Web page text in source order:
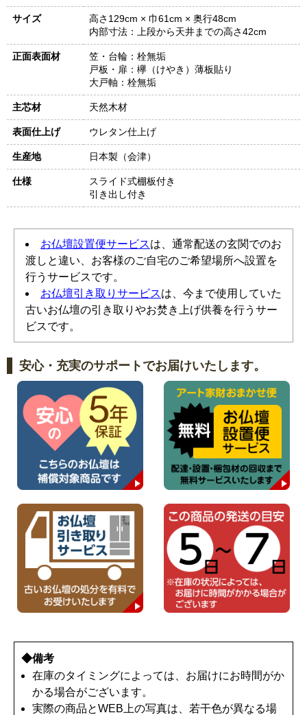
サイズ
高さ129cm × 巾61cm × 奥行48cm
内部寸法： 上段から天井までの高さ42cm
正面表面材
笠・台輪：栓無垢
戸板・扉：欅（けやき）薄板貼り
大戸軸：栓無垢
主芯材 天然木材
表面仕上げ ウレタン仕上げ
生産地 日本製（会津）
仕様
スライド式棚板付き
引き出し付き
お仏壇設置便サービスは、通常配送の玄関でのお
渡しと違い、お客様のご自宅のご希望場所へ設置を
行うサービスです。
お仏壇引き取りサービスは、今まで使用していた
古いお仏壇の引き取りやお焚き上げ供養を行うサー
ビスです。
安心・充実のサポートでお届けいたします。
◆備考
在庫のタイミングによっては、お届けにお時間がか
かる場合がございます。
実際の商品とWEB上の写真は、若干色が異なる場